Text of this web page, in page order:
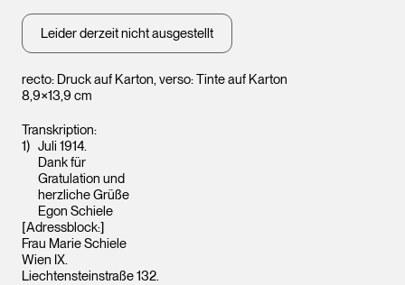
recto: Druck auf Karton, verso: Tinte auf Karton
8,9×13,9 cm
Leider derzeit nicht ausgestellt
Transkription:
Juli 1914.
Dank für
Gratulation und
herzliche Grüße
Egon Schiele
[Adressblock:]
Frau Marie Schiele
Wien IX.
Liechtensteinstraße 132.